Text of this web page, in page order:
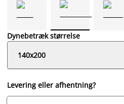
Dynebetræk størrelse
140x200
Levering eller afhentning?